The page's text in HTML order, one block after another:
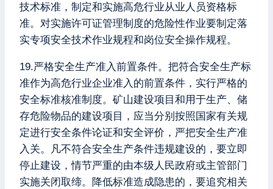
技术标准，制定和实施高危行业从业人员资格标
准。对实施许可证管理制度的危险性作业要制定落
实专项安全技术作业规程和岗位安全操作规程。
19.严格安全生产准入前置条件。把符合安全生产标
准作为高危行业企业准入的前置条件，实行严格的
安全标准核准制度。矿山建设项目和用于生产、储
存危险物品的建设项目，应当分别按照国家有关规
定进行安全条件论证和安全评价，严把安全生产准
入关。凡不符合安全生产条件违规建设的，要立即
停止建设，情节严重的由本级人民政府或主管部门
实施关闭取缔。降低标准造成隐患的，要追究相关